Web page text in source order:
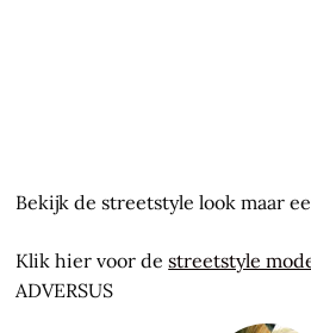
Bekijk de streetstyle look maar
Klik hier voor destreetstyle
ADVERSUS